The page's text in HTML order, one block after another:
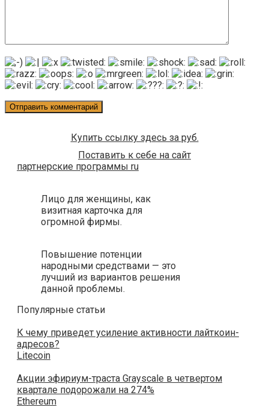
Купить ссылку здесь за руб.
Поставить к себе на сайт
партнерские программы ru
Лицо для женщины, как
визитная карточка для
огромной фирмы.
Повышение потенции
народными средствами — это
лучший из вариантов решения
данной проблемы.
Популярные статьи
К чему приведет усиление активности лайткоин-
адресов?
Litecoin
Акции эфириум-траста Grayscale в четвертом
квартале подорожали на 274%
Ethereum